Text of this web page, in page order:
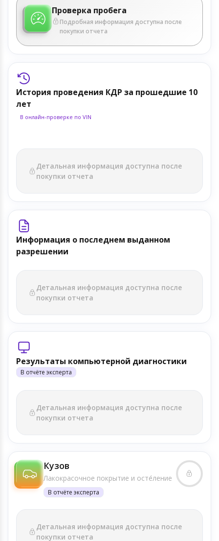
Проверка пробега
Подробная информация доступна после
покупки отчета
История проведения КДР за прошедшие 10
лет
В онлайн-проверке по VIN
Детальная информация доступна после
покупки отчета
Информация о последнем выданном
разрешении
Детальная информация доступна после
покупки отчета
Результаты компьютерной диагностики
В отчёте эксперта
Детальная информация доступна после
покупки отчета
Кузов
Лакокрасочное покрытие и осте́ление
В отчёте эксперта
Детальная информация доступна после
покупки отчета